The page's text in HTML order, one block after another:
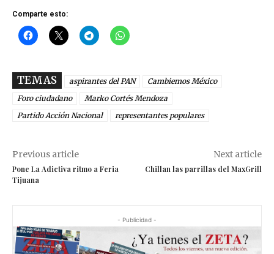
Comparte esto:
TEMAS aspirantes del PAN
Cambiemos México
Foro ciudadano
Marko Cortés Mendoza
Partido Acción Nacional
representantes populares
Previous article
Pone La Adictiva ritmo a Feria
Tijuana
Next article
Chillan las parrillas del MaxGrill
- Publicidad -